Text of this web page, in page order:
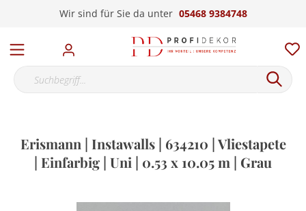
Wir sind für Sie da unter 05468 9384748
Erismann | Instawalls | 634210 | Vliestapete
| Einfarbig | Uni | 0.53 x 10.05 m | Grau